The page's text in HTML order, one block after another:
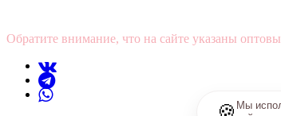
Обратите внимание, что на сайте указаны
🍪 Мы